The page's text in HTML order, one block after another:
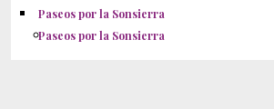
Paseos por la Sonsierra
Paseos por la Sonsierra